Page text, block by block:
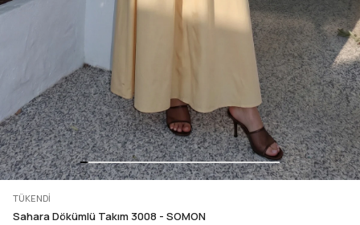
TÜKENDI
Sahara Dökümlü Takım 3008 - SOMON